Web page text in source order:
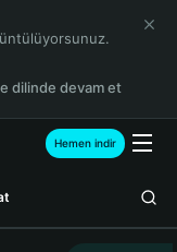
dilinde devam et
Hemen indir